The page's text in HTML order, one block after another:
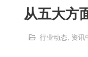
从五大方
行业动态, 资讯